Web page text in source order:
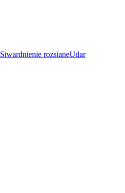
Stwardnienie rozsianeUdar